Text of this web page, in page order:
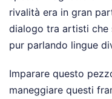
rivalità era in gran
dialogo tra artisti che
pur parlando lingue
Imparare questo
maneggiare questi